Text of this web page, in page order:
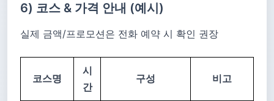
6) 코스 & 가격 안내 (예시)
실제 금액/프로모션은 전화 예약 시 확인 권장
코스명
시
간
구성 비고